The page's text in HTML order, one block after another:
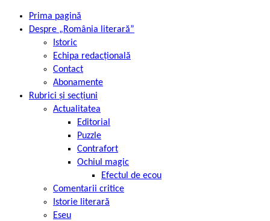
Prima pagină
Despre „România literară”
Istoric
Echipa redacțională
Contact
Abonamente
Rubrici și secțiuni
Actualitatea
Editorial
Puzzle
Contrafort
Ochiul magic
Efectul de ecou
Comentarii critice
Istorie literară
Eseu